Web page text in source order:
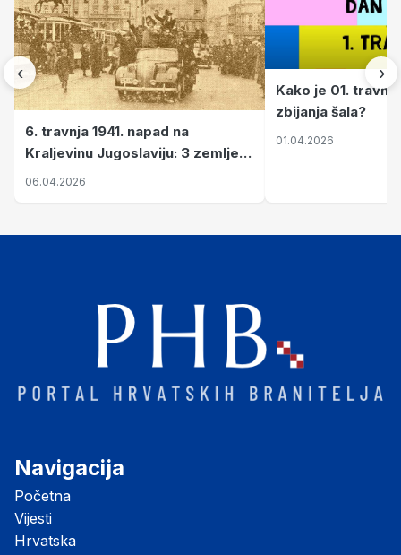
‹
6. travnja 1941. napad na
Kraljevinu Jugoslaviju: 3 zemlje
nastale njenim raspadom
06.04.2026
Kako je 01.
zbijanja šala?
01.04.2026
›
Navigacija
Početna
Vijesti
Hrvatska